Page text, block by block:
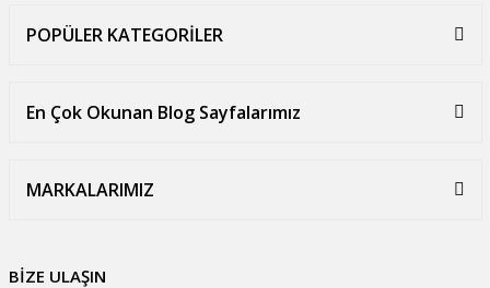
POPÜLER KATEGORİLER
En Çok Okunan Blog Sayfalarımız
MARKALARIMIZ
BİZE ULAŞIN